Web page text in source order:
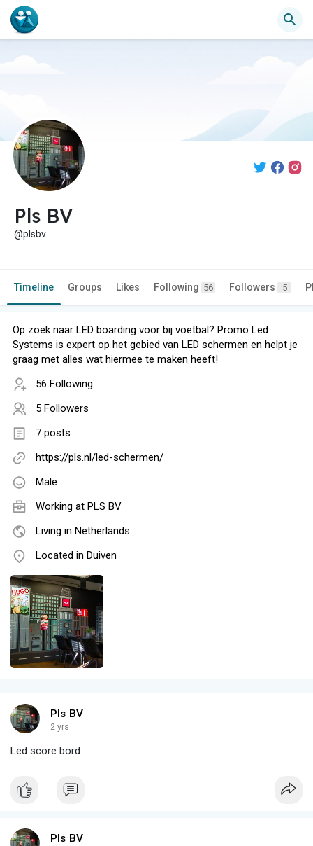
Pls BV
@plsbv
Timeline Groups Likes Following 56 Followers 5
Op zoek naar LED boarding voor bij voetbal? Promo Led
Systems is expert op het gebied van LED schermen en helpt je
graag met alles wat hiermee te maken heeft!
56 Following
5 Followers
7 posts
https://pls.nl/led-schermen/
Male
Working at PLS BV
Living in Netherlands
Located in Duiven
Pls BV
2 yrs
Led score bord
Pls BV